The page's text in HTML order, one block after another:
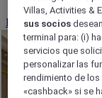
Reserve su
Villas, Activities &
sus socios
terminal para: (i)
servicios que
personalizar las
rendimiento de
«cashback» si se